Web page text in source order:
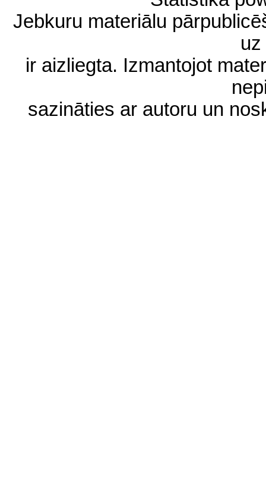
Jebkuru materiālu
ir aizliegta. Izmantojot
sazināties ar autoru un